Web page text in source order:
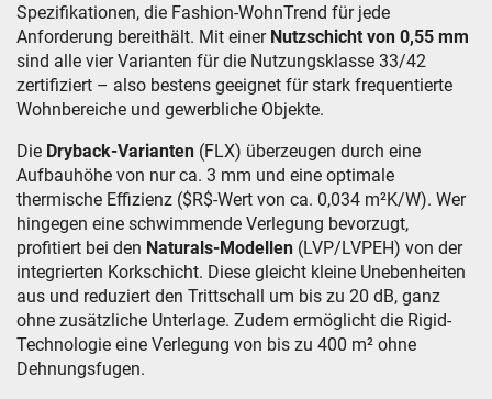
Spezifikationen, die Fashion-WohnTrend für jede
Anforderung bereithält. Mit einer Nutzschicht von 0,55 mm
sind alle vier Varianten für die Nutzungsklasse 33/42
zertifiziert – also bestens geeignet für stark frequentierte
Wohnbereiche und gewerbliche Objekte.
Die Dryback-Varianten (FLX) überzeugen durch eine
Aufbauhöhe von nur ca. 3 mm und eine optimale
thermische Effizienz ($R$-Wert von ca. 0,034 m²K/W). Wer
hingegen eine schwimmende Verlegung bevorzugt,
profitiert bei den Naturals-Modellen (LVP/LVPEH) von der
integrierten Korkschicht. Diese gleicht kleine Unebenheiten
aus und reduziert den Trittschall um bis zu 20 dB, ganz
ohne zusätzliche Unterlage. Zudem ermöglicht die Rigid-
Technologie eine Verlegung von bis zu 400 m² ohne
Dehnungsfugen.